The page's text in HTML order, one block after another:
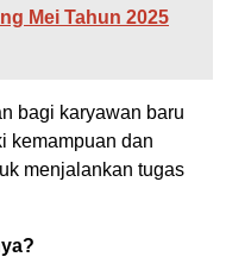
Mei Tahun 2025
bagi karyawan baru
kemampuan dan
menjalankan tugas